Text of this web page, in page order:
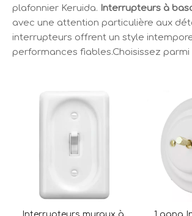
plafonnier Keruida. Interrupteurs à
avec une attention particulière aux
interrupteurs offrent un style
performances fiables.Choisissez
finitions pour correspondre à votre